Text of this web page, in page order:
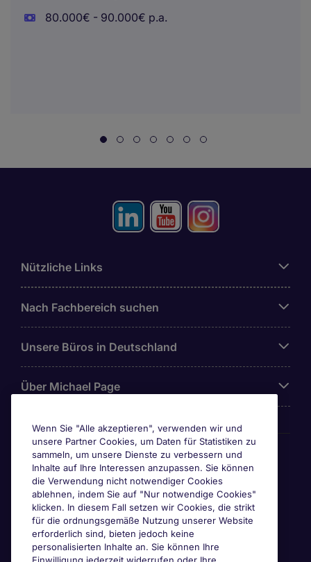
80.000€ - 90.000€ p.a.
Nützliche Links
Nach Fachbereich suchen
Unsere Büros in Deutschland
Über Michael Page
Awards & Zertifizierungen
Wenn Sie "Alle akzeptieren", verwenden wir und
unsere Partner Cookies, um Daten für Statistiken zu
sammeln, um unsere Dienste zu verbessern und
Inhalte auf Ihre Interessen anzupassen. Sie können
die Verwendung nicht notwendiger Cookies
ablehnen, indem Sie auf "Nur notwendige Cookies"
klicken. In diesem Fall setzen wir Cookies, die strikt
für die ordnungsgemäße Nutzung unserer Website
erforderlich sind, bieten jedoch keine
personalisierten Inhalte an. Sie können Ihre